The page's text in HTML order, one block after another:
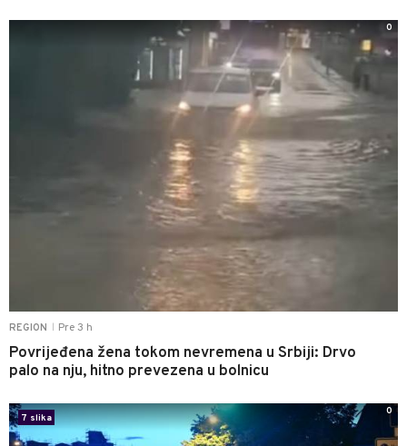
REGION Pre 3 h
Povrijeđena žena tokom nevremena u Srbiji: Drvo
palo na nju, hitno prevezena u bolnicu
0
7 slika
0